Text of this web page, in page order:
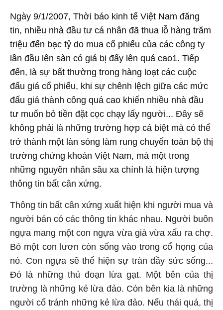
Ngày 9/1/2007, Thời báo kinh tế Việt Nam đăng
tin, nhiều nhà đầu tư cá nhân đã thua lỗ hàng trăm
triệu đến bạc tỷ do mua cổ phiếu của các công ty
lần đầu lên sàn có giá bị đẩy lên quá cao1. Tiếp
đến, là sự bất thường trong hàng loạt các cuộc
đấu giá cổ phiếu, khi sự chênh lệch giữa các mức
đấu giá thành công quá cao khiến nhiều nhà đầu
tư muốn bỏ tiền đặt cọc chạy lấy người... Đây sẽ
không phải là những trường hợp cá biệt mà có thể
trở thành một làn sóng làm rung chuyển toàn bộ thị
trường chứng khoán Việt Nam, mà một trong
những nguyên nhân sâu xa chính là hiện tượng
thông tin bất cân xứng.
Thông tin bất cân xứng xuất hiện khi người mua và
người bán có các thông tin khác nhau. Người buôn
ngựa mang một con ngựa vừa già vừa xấu ra chợ.
Bỏ một con lươn còn sống vào trong cổ họng của
nó. Con ngựa sẽ thể hiện sự tràn đầy sức sống...
Đó là những thủ đoạn lừa gạt. Một bên của thị
trường là những kẻ lừa đảo. Còn bên kia là những
người cố tránh những kẻ lừa đảo. Nếu thái quá, thị